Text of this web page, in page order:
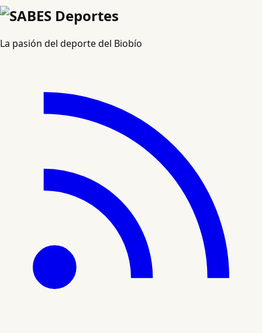
La pasión del deporte del Biobío